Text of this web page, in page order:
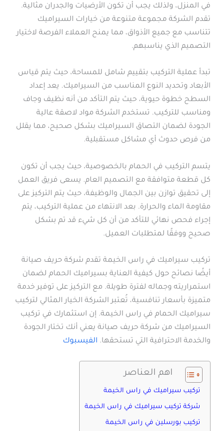
في المنزل، ولذلك يجب أن تكون الأرضيات والجدران مثالية.
تقدم الشركة مجموعة متنوعة من خيارات السيراميك
تتناسب مع جميع الأذواق، مما يمنح العملاء الفرصة لاختيار
التصميم الذي يناسبهم.
تبدأ عملية التركيب بتقييم شامل للمساحة، حيث يتم قياس
الأبعاد وتحديد النوع المناسب من السيراميك. يعد إعداد
السطح خطوة حيوية، حيث يتم التأكد من أنه نظيف وجاف
ومناسب للتركيب. تستخدم الشركة مواد لاصقة عالية
الجودة لضمان التصاق السيراميك بشكل صحيح، مما يقلل
من فرص حدوث أي مشاكل مستقبلية.
يتسم التركيب في الحمام بالخصوصية، حيث يجب أن تكون
كل قطعة متوافقة مع التصميم العام. يسعى فريق العمل
إلى تحقيق توازن بين الجمال والوظيفة، حيث يتم التركيز على
مقاومة الماء والحرارة. بعد الانتهاء من عملية التركيب، يتم
إجراء فحص نهائي للتأكد من أن كل شيء قد تم بشكل
صحيح ووفقًا لمتطلبات العميل.
تركيب سيراميك في راس الخيمة تقدم شركة حريف صيانة
أيضًا نصائح حول كيفية العناية بسيراميك الحمام لضمان
استمراريته وجماله لفترة طويلة. مع التركيز على توفير خدمة
متميزة بأسعار تنافسية، تُعتبر الشركة الخيار المثالي لتركيب
سيراميك الحمام في راس الخيمة. إن استثمارك في تركيب
السيراميك من شركة حريف صيانة يعني أنك تختار الجودة
والخدمة الاحترافية التي تستحقها. الفيسبوك
اهم العناصر
تركيب سيراميك في راس الخيمة
شركة تركيب سيراميك في راس الخيمة
تركيب بورسلين في راس الخيمة